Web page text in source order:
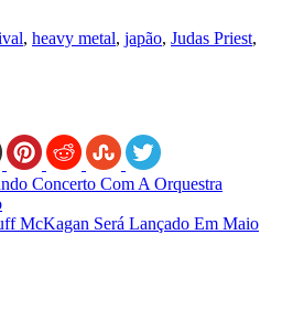
, heavy metal, japão, Judas Priest,
Concerto Com A Orquestra
McKagan Será Lançado Em Maio